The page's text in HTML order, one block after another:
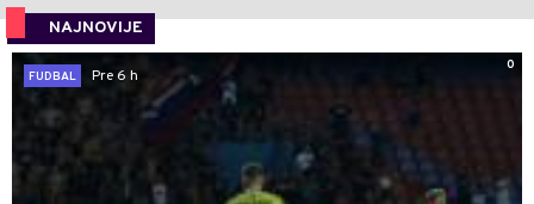
NAJNOVIJE
0
FUDBAL
Pre 6 h